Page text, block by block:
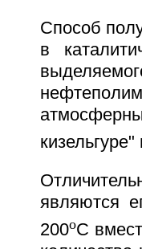
Способ
в
являются
200oС